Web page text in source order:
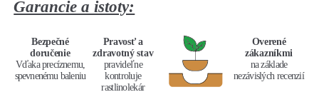
Garancie a istoty:
Bezpečné
doručenie
Vďaka precíznemu,
spevnenému baleniu
Pravosť a
zdravotný stav
pravideľne
kontroluje
rastlinolekár
Overené
zákazníkmi
na základe
nezávislých recenzií